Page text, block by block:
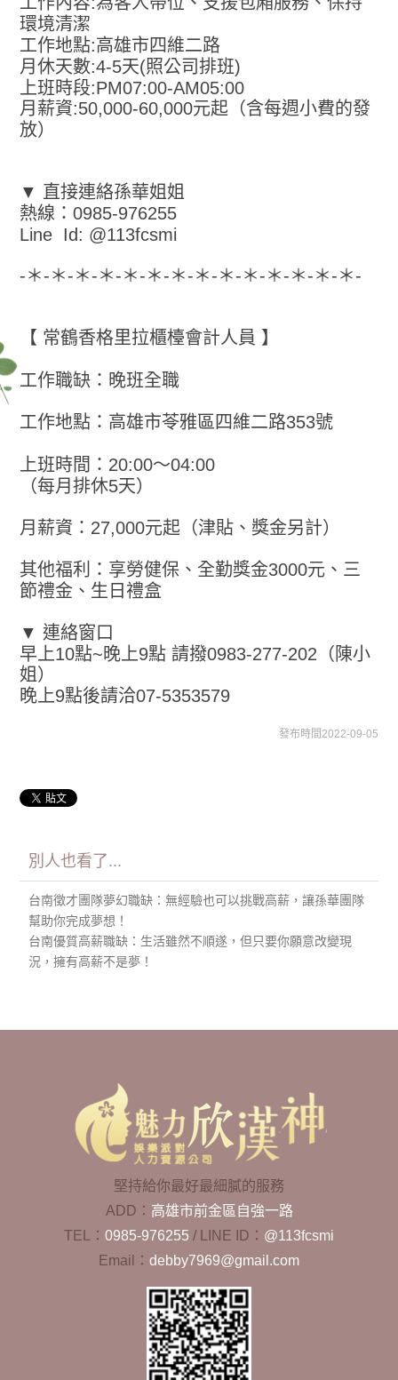
環境清潔
工作地點:高雄市四維二路
月休天數:4-5天(照公司排班)
上班時段:PM07:00-AM05:00
月薪資:50,000-60,000元起（含每週小費的發
放）
▼ 直接連絡孫華姐姐
熱線：0985-976255
Line Id: @113fcsmi
-＊-＊-＊-＊-＊-＊-＊-＊-＊-＊-＊-＊-＊-＊-
【 常鶴香格里拉櫃檯會計人員 】
工作職缺：晚班全職
工作地點：高雄市苓雅區四維二路353號
上班時間：20:00～04:00
（每月排休5天）
月薪資：27,000元起（津貼、獎金另計）
其他福利：享勞健保、全勤獎金3000元、三
節禮金、生日禮盒
▼ 連絡窗口
早上10點~晚上9點 請撥0983-277-202（陳小
姐）
晚上9點後請洽07-5353579
發布時間2022-09-05
別人也看了...
台南徵才團隊夢幻職缺：無經驗也可以挑戰高薪，讓孫華團隊
幫助你完成夢想！
台南優質高薪職缺：生活雖然不順遂，但只要你願意改變現
況，擁有高薪不是夢！
堅持給你最好最細膩的服務
ADD： 高雄市前金區自強一路
TEL： 0985-976255 / LINE ID： @113fcsmi
Email： debby7969@gmail.com